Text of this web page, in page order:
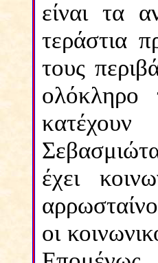
είναι τα
τεράστια
τους
ολόκληρο
έχει
οι